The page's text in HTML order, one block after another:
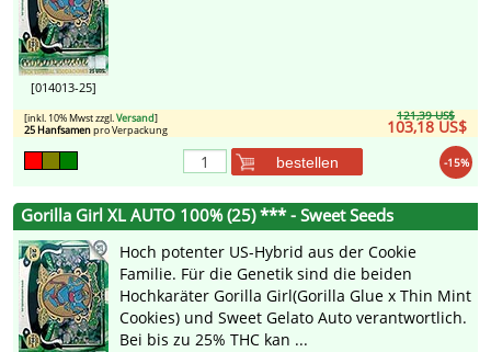
[014013-25]
121,39 US$
103,18 US$
[inkl. 10% Mwst zzgl.Versand]
25 Hanfsamenpro Verpackung
-15%
bestellen
Gorilla Girl XL AUTO 100% (25) *** - Sweet Seeds
Hoch potenter US-Hybrid aus der Cookie
Familie. Für die Genetik sind die beiden
Hochkaräter Gorilla Girl(Gorilla Glue x Thin Mint
Cookies) und Sweet Gelato Auto verantwortlich.
Bei bis zu 25% THC kan ...